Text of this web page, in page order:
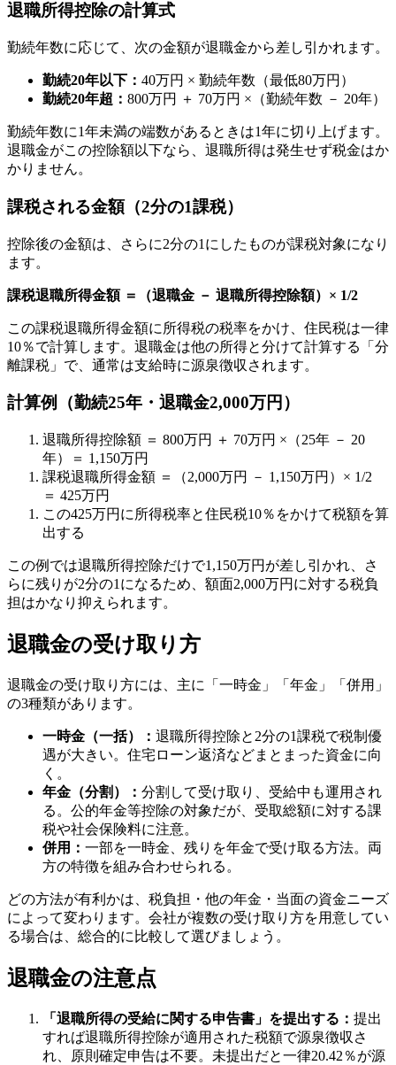
退職所得控除の計算式
勤続年数に応じて、次の金額が退職金から差し引かれます。
勤続20年以下： 40万円 × 勤続年数（最低80万円）
勤続20年超： 800万円 ＋ 70万円 ×（勤続年数 － 20年）
勤続年数に1年未満の端数があるときは1年に切り上げます。
退職金がこの控除額以下なら、退職所得は発生せず税金はか
かりません。
課税される金額（2分の1課税）
控除後の金額は、さらに2分の1にしたものが課税対象になり
ます。
課税退職所得金額 ＝（退職金 － 退職所得控除額）× 1/2
この課税退職所得金額に所得税の税率をかけ、住民税は一律
10％で計算します。退職金は他の所得と分けて計算する「分
離課税」で、通常は支給時に源泉徴収されます。
計算例（勤続25年・退職金2,000万円）
退職所得控除額 ＝ 800万円 ＋ 70万円 ×（25年 － 20
年）＝ 1,150万円
課税退職所得金額 ＝（2,000万円 － 1,150万円）× 1/2
＝ 425万円
この425万円に所得税率と住民税10％をかけて税額を算
出する
この例では退職所得控除だけで1,150万円が差し引かれ、さ
らに残りが2分の1になるため、額面2,000万円に対する税負
担はかなり抑えられます。
退職金の受け取り方
退職金の受け取り方には、主に「一時金」「年金」「併用」
の3種類があります。
一時金（一括）： 退職所得控除と2分の1課税で税制優
遇が大きい。住宅ローン返済などまとまった資金に向
く。
年金（分割）： 分割して受け取り、受給中も運用され
る。公的年金等控除の対象だが、受取総額に対する課
税や社会保険料に注意。
併用： 一部を一時金、残りを年金で受け取る方法。両
方の特徴を組み合わせられる。
どの方法が有利かは、税負担・他の年金・当面の資金ニーズ
によって変わります。会社が複数の受け取り方を用意してい
る場合は、総合的に比較して選びましょう。
退職金の注意点
「退職所得の受給に関する申告書」を提出する： 提出
すれば退職所得控除が適用された税額で源泉徴収さ
れ、原則確定申告は不要。未提出だと一律20.42％が源